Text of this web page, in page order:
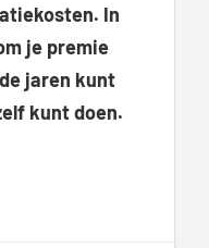
In
je premie
jaren kunt
kunt doen.